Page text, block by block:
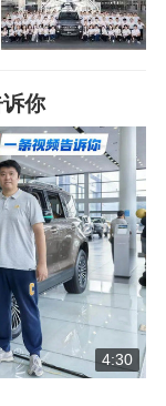
万元，在2
比下降39.3
手自一体车中
你
4:30